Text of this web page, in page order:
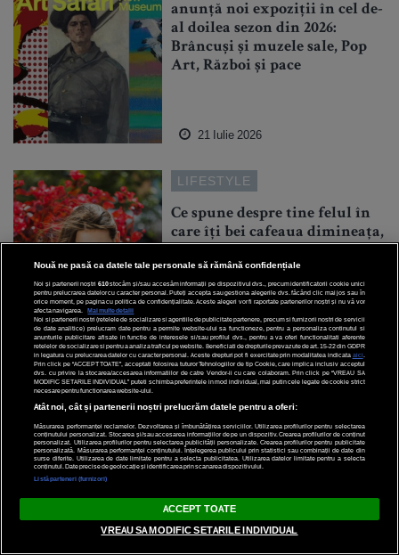
anunță noi expoziții în cel de-
al doilea sezon din 2026:
Brâncuși și muzele sale, Pop
Art, Război și pace
21 Iulie 2026
LIFESTYLE
Ce spune despre tine felul în
care îți bei cafeaua dimineața,
20 Iulie 2026
Nouă ne pasă ca datele tale personale să rămână confidențiale
Noi și partenerii noștri 610stocăm și/sau accesăm informații pe dispozitivul dvs., precum identificatorii cookie unici
pentru prelucrarea datelor cu caracter personal. Puteți accepta sau gestiona alegerile dvs. făcând clic mai jos sau în
orice moment, pe pagina cu politica de confidențialitate. Aceste alegeri vor fi raportate partenerilor noștri și nu vă vor
afecta navigarea.
Mai multe detalii
Noi si partenerii nostri (retelele de socializare si agentiile de publicitate partenere, precum si furnizorii nostri de servicii
de date analitice) prelucram date pentru a permite website-ului sa functioneze, pentru a personaliza continutul si
anunturile publicitare afisate in functie de interesele si/sau profilul dvs., pentru a va oferi functionalitati aferente
retelelor de socializare si pentru a analiza traficul pe website. Beneficiati de drepturile prevazute de art. 15-22 din GDPR
in legatura cu prelucrarea datelor cu caracter personal. Aceste drepturi pot fi exercitate prin modalitatea indicata aici
Prin click pe “ACCEPT TOATE”, acceptati folosirea tuturor Tehnologiilor de tip Cookie, care implica inclusiv acceptul
dvs. cu privire la stocarea/accesarea informatiilor de catre Vendor-ii cu care colaboram. Prin click pe “VREAU SA
MODIFIC SETARILE INDIVIDUAL” puteti schimba preferintele in mod individual, mai putin cele legate de cookie strict
necesare pentru functionarea website-ului.
Atât noi, cât și partenerii noștri prelucrăm datele pentru a oferi:
Măsurarea performanței reclamelor. Dezvoltarea și îmbunătățirea serviciilor. Utilizarea profilurilor pentru selectarea
conținutului personalizat. Stocarea și/sau accesarea informațiilor de pe un dispozitiv. Crearea profilurilor de conținut
personalizat. Utilizarea profilurilor pentru selectarea publicității personalizate. Crearea profilurilor pentru publicitate
personalizată. Măsurarea performanței conținutului. Înțelegerea publicului prin statistici sau combinații de date din
surse diferite. Utilizarea de date limitate pentru a selecta publicitatea. Utilizarea datelor limitate pentru a selecta
conținutul. Date precise de geolocație și identificarea prin scanarea dispozitivului.
Listă parteneri (furnizori)
ACCEPT TOATE
VREAU SA MODIFIC SETARILE INDIVIDUAL